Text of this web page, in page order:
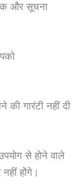
और सूचना
की गारंटी नहीं दी
से होने वाले
होंगे।